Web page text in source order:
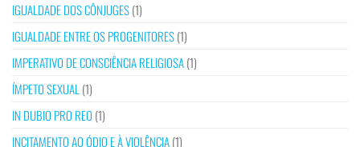
IGUALDADE DOS CÔNJUGES(1)
IGUALDADE ENTRE OS PROGENITORES(1)
IMPERATIVO DE CONSCIÊNCIA RELIGIOSA(1)
ÍMPETO SEXUAL (1)
IN DUBIO PRO REO (1)
INCITAMENTO AO ÓDIO E À VIOLÊNCIA(1)